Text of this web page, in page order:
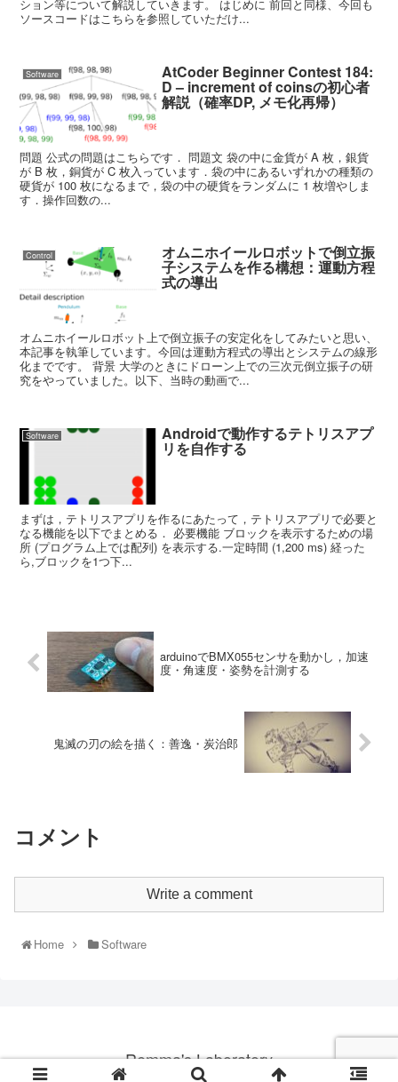
ション等について解説していきます。 はじめに 前回と同様、今回も
ソースコードはこちらを参照していただけ...
Software AtCoder Beginner Contest 184:
D – increment of coinsの初心者
解説（確率DP, メモ化再帰）
問題 公式の問題はこちらです． 問題文 袋の中に金貨が A 枚，銀貨
が B 枚，銅貨が C 枚入っています．袋の中にあるいずれかの種類の
硬貨が 100 枚になるまで，袋の中の硬貨をランダムに 1 枚増やしま
す．操作回数の...
Control オムニホイールロボットで倒立振
子システムを作る構想：運動方程
式の導出
オムニホイールロボット上で倒立振子の安定化をしてみたいと思い、
本記事を執筆しています。今回は運動方程式の導出とシステムの線形
化までです。 背景 大学のときにドローン上での三次元倒立振子の研
究をやっていました。以下、当時の動画で...
Software Androidで動作するテトリスアプ
リを自作する
まずは，テトリスアプリを作るにあたって，テトリスアプリで必要と
なる機能を以下でまとめる． 必要機能 ブロックを表示するための場
所 (プログラム上では配列) を表示する.一定時間 (1,200 ms) 経った
ら,ブロックを1つ下...
arduinoでBMX055センサを動かし，加速
度・角速度・姿勢を計測する
鬼滅の刃の絵を描く：善逸・炭治郎
コメント
Write a comment
Home Software
Remma's Laboratory